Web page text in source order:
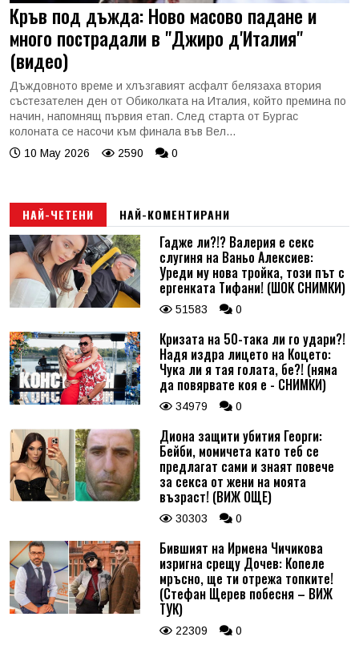
Кръв под дъжда: Ново масово падане и
много пострадали в "Джиро д'Италия"
(видео)
Дъждовното време и хлъзгавият асфалт белязаха втория
състезателен ден от Обиколката на Италия, който премина по
начин, напомнящ първия етап. След старта от Бургас
колоната се насочи към финала във Вел...
10 May 2026
2590 0
НАЙ-ЧЕТЕНИ НАЙ-КОМЕНТИРАНИ
Гадже ли?!? Валерия е секс
слугиня на Ваньо Алексиев:
Уреди му нова тройка, този път с
ергенката Тифани! (ШОК СНИМКИ)
51583 0
Кризата на 50-така ли го удари?!
Надя издра лицето на Коцето:
Чука ли я тая голата, бе?! (няма
да повярвате коя е - СНИМКИ)
34979 0
Диона защити убития Георги:
Бейби, момичета като теб се
предлагат сами и знаят повече
за секса от жени на моята
възраст! (ВИЖ ОЩЕ)
30303 0
Бившият на Ирмена Чичикова
изригна срещу Дочев: Копеле
мръсно, ще ти отрежа топките!
(Стефан Щерев побесня – ВИЖ
ТУК)
22309 0